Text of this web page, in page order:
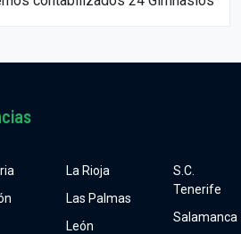
La Rioja
Las Palmas
León
S.C.
Tenerife
Salamanca